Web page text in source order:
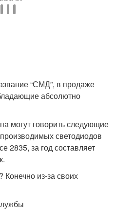
“СМД”, в продаже
абсолютно
могут говорить следующие
светодиодов
2835, за год составляет
из-за своих